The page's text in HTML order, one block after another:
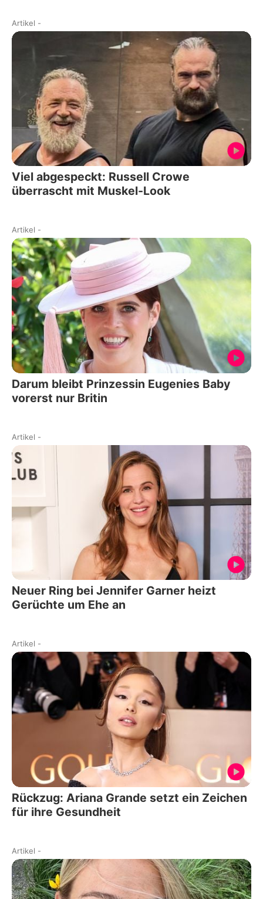
Artikel -
Viel abgespeckt: Russell Crowe
überrascht mit Muskel-Look
Artikel -
Darum bleibt Prinzessin Eugenies Baby
vorerst nur Britin
Artikel -
Neuer Ring bei Jennifer Garner heizt
Gerüchte um Ehe an
Artikel -
Rückzug: Ariana Grande setzt ein Zeichen
für ihre Gesundheit
Artikel -